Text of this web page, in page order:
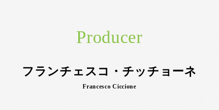
Producer
フランチェスコ・チッチョーネ
Francesco Ciccione